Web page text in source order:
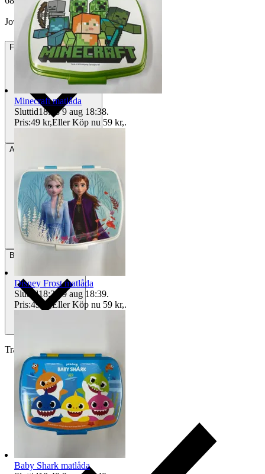
Jowa80 vann auktionen
Frakt 22 kr Annat fraktsätt
Avhämtning
Betalning
Traderas köparskydd
Minecraft matlåda
Sluttid18:38 9 aug 18:38.
Pris:49 kr,Eller Köp nu 59 kr,.
Disney Frost matlåda
Sluttid18:39 9 aug 18:39.
Pris:49 kr ,Eller Köp nu 59 kr,.
Baby Shark matlåda